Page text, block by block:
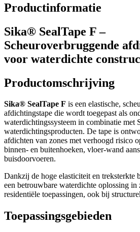
Productinformatie
Sika® SealTape F –
Scheuroverbruggende
voor waterdichte
Productomschrijving
Sika® SealTape F is een elastische,
afdichtingstape die wordt toegepast als
waterdichtingssysteem in combinatie met
waterdichtingsproducten. De tape is
afdichten van zones met verhoogd risico
binnen- en buitenhoeken, vloer-wand
buisdoorvoeren.
Dankzij de hoge elasticiteit en treksterkte
een betrouwbare waterdichte oplossing
residentiële toepassingen, ook bij
Toepassingsgebieden